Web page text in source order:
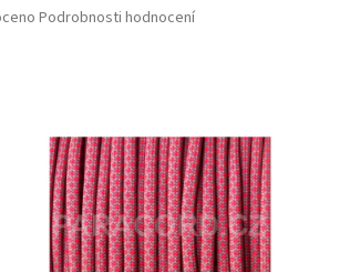
Podrobnosti hodnocení